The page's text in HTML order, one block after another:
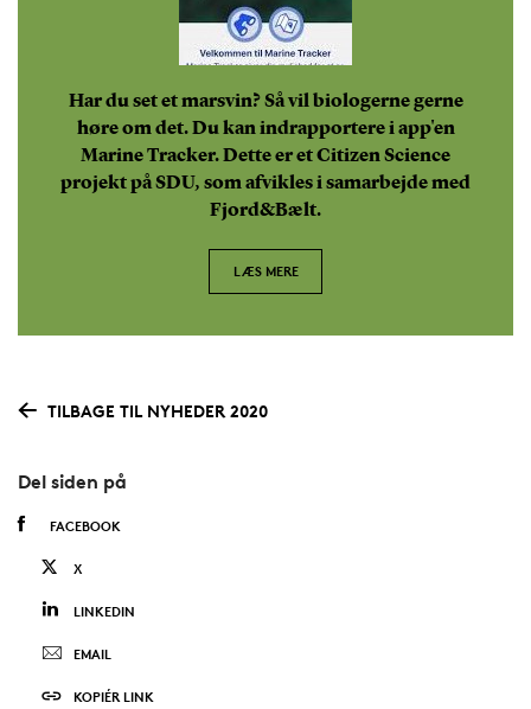
Har du set et marsvin? Så vil biologerne gerne
høre om det. Du kan indrapportere i app'en
Marine Tracker. Dette er et Citizen Science
projekt på SDU, som afvikles i samarbejde med
Fjord&Bælt.
LÆS MERE
TILBAGE TIL NYHEDER 2020
Del siden på
FACEBOOK
X
LINKEDIN
EMAIL
KOPIÉR LINK